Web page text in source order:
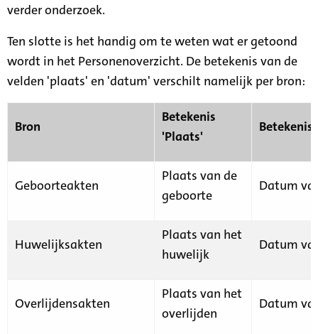
verder onderzoek.
Ten slotte is het handig om te weten wat er getoond
wordt in het Personenoverzicht. De betekenis van de
velden 'plaats' en 'datum' verschilt namelijk per bron:
Bron
Betekenis
'Plaats'
Geboorteakten
Plaats van de
geboorte
Datum
Huwelijksakten
Plaats van het
huwelijk
Datum
Overlijdensakten
Plaats van het
overlijden
Datum